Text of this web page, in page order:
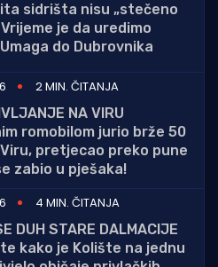
sidrišta nisu „stečeno
je da uredimo
do Dubrovnika
2 MIN. ČITANJA
NA VIRU
romobilom jurio brže 50
pretjecao preko pune
zabio u pješaka!
4 MIN. ČITANJA
DUH STARE DALMACIJE
kako je Kolište na jednu